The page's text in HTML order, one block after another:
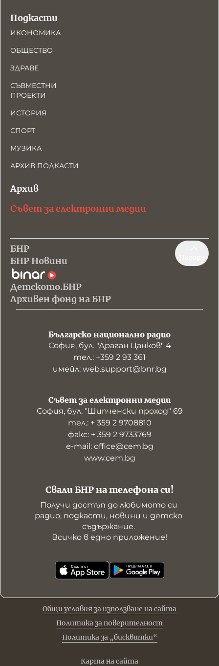
Подкасти
ИКОНОМИКА
ОБЩЕСТВО
ЗДРАВЕ
СЪВМЕСТНИ
ПРОЕКТИ
ИСТОРИЯ
СПОРТ
МУЗИКА
АРХИВ ПОДКАСТИ
Архив
Съвет за електронни медии
БНР
БНР Новини
Детското.БНР
Архивен фонд на БНР
Българско национално радио
София, бул. "Драган Цанков" 4
тел.: +359 2 93 361
имейл: web.support@bnr.bg
Свали БНР на телефона си!
Получи достъп до любимото си
радио, подкасти, новини и детско
съдържание.
Всичко в едно приложение!
Съвет за електронни медии
София, бул. "Шипченски проход" 69
тел.: + 359 2 9708810
факс: + 359 2 9733769
е-mail: office@cem.bg
www.cem.bg
Общи условия за използване на сайта
Политика за поверителност
Политика за „бисквитки“
Карта на сайта